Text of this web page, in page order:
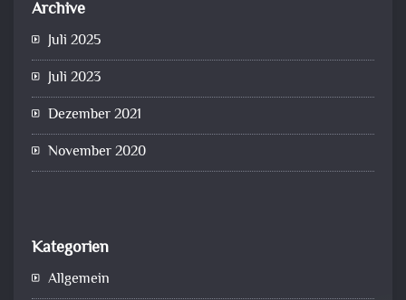
Archive
Juli 2025
Juli 2023
Dezember 2021
November 2020
Kategorien
Allgemein